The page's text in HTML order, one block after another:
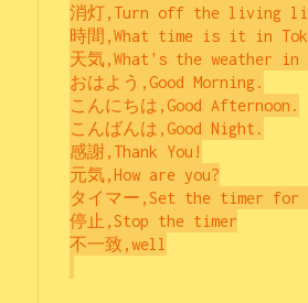
消灯,Turn off the living
時間,What time is it in
天気,What's the weather in
おはよう,Good Morning.
こんにちは,Good Afternoon.
こんばんは,Good Night.
感謝,Thank You!
元気,How are you?
タイマー,Set the timer for
停止,Stop the timer
不一致,well